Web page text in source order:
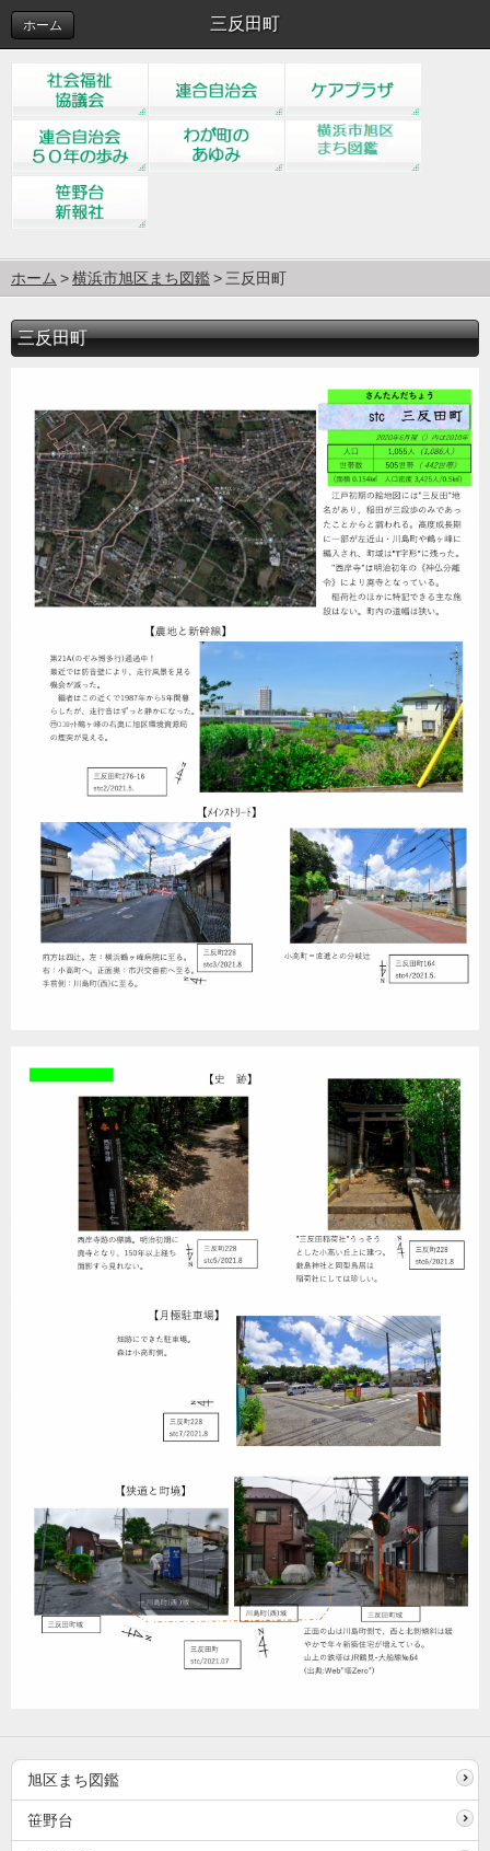
三反田町
ホーム
ホーム 横浜市旭区まち図鑑 三反田町
三反田町
旭区まち図鑑
笹野台